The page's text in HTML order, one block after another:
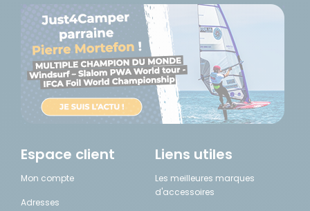
Espace client
Mon compte
Adresses
Liens utiles
Les meilleures marques
d'accessoires